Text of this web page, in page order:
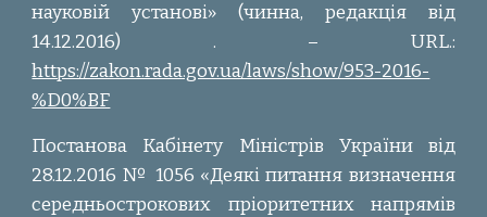
науковій установі» (чинна, редакція від
14.12.2016) . – URL.:
https://zakon.rada.gov.ua/laws/show/953-2016-
%D0%BF
Постанова Кабінету Міністрів України від
28.12.2016 № 1056 «Деякі питання визначення
середньострокових пріоритетних напрямів